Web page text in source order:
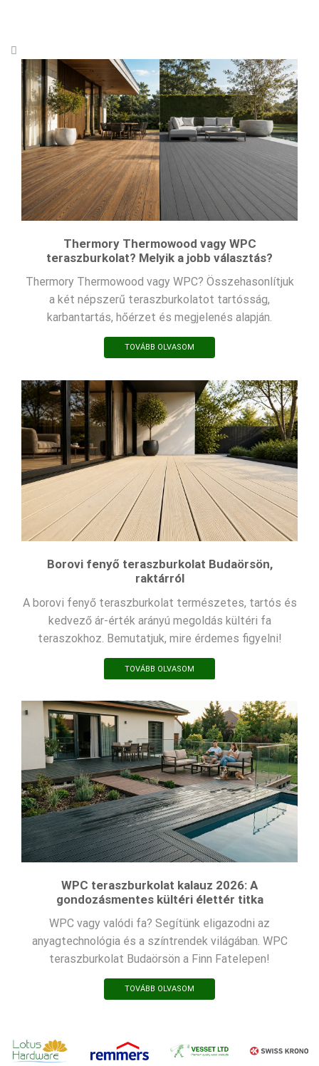
Thermory Thermowood vagy WPC
teraszburkolat? Melyik a jobb választás?
Thermory Thermowood vagy WPC? Összehasonlítjuk
a két népszerű teraszburkolatot tartósság,
karbantartás, hőérzet és megjelenés alapján.
TOVÁBB OLVASOM
Borovi fenyő teraszburkolat Budaörsön,
raktárról
A borovi fenyő teraszburkolat természetes, tartós és
kedvező ár-érték arányú megoldás kültéri fa
teraszokhoz. Bemutatjuk, mire érdemes figyelni!
TOVÁBB OLVASOM
WPC teraszburkolat kalauz 2026: A
gondozásmentes kültéri élettér titka
WPC vagy valódi fa? Segítünk eligazodni az
anyagtechnológia és a színtrendek világában. WPC
teraszburkolat Budaörsön a Finn Fatelepen!
TOVÁBB OLVASOM